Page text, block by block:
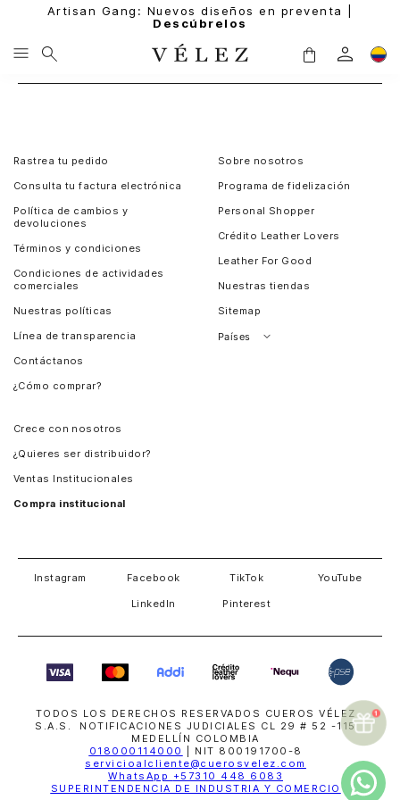
Artisan Gang: Nuevos diseños en preventa |
Descúbrelos
Rastrea tu pedido
Consulta tu factura electrónica
Política de cambios y
devoluciones
Términos y condiciones
Condiciones de actividades
comerciales
Nuestras políticas
Línea de transparencia
Contáctanos
¿Cómo comprar?
Sobre nosotros
Programa de fidelización
Personal Shopper
Crédito Leather Lovers
Leather For Good
Nuestras tiendas
Sitemap
Países
Crece con nosotros
¿Quieres ser distribuidor?
Ventas Institucionales
Compra institucional
Instagram Facebook TikTok YouTube
LinkedIn Pinterest
TODOS LOS DERECHOS RESERVADOS CUEROS VÉLEZ
S.A.S. NOTIFICACIONES JUDICIALES CL 29 # 52 -115
MEDELLÍN COLOMBIA
018000114000
| NIT 800191700-8
servicioalcliente@cuerosvelez.com
WhatsApp +57310 448 6083
SUPERINTENDENCIA DE INDUSTRIA Y COMERCIO